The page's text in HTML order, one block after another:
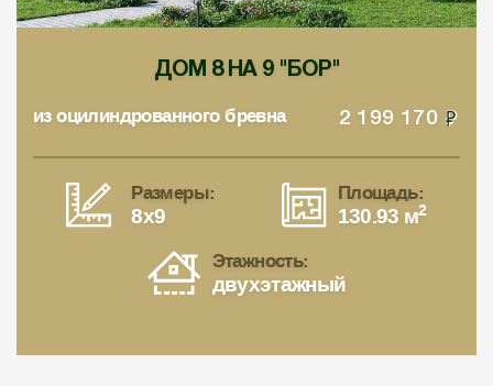
ДОМ 8 НА 9 "БОР"
из оцилиндрованного бревна 2 199 170
Размеры:
8x9
Площадь:
130.93 м2
Этажность:
двухэтажный